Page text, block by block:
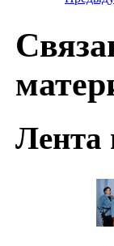
Лента